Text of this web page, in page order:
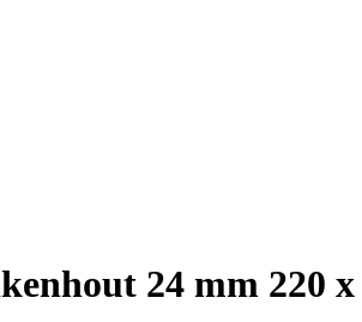
24 mm 220 x